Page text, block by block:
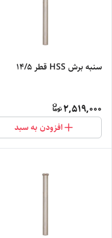
سنبه برش HSS قطر 14/5
2,519,000
افزودن به سبد